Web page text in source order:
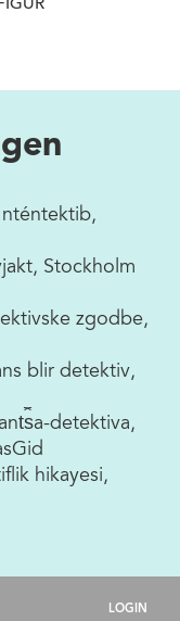
Stockholm
zgodbe,
blir detektiv,
detektiva,
hikayesi,
LOGIN